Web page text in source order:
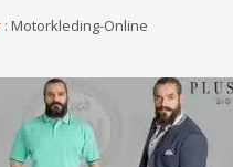
Motorkleding-Online